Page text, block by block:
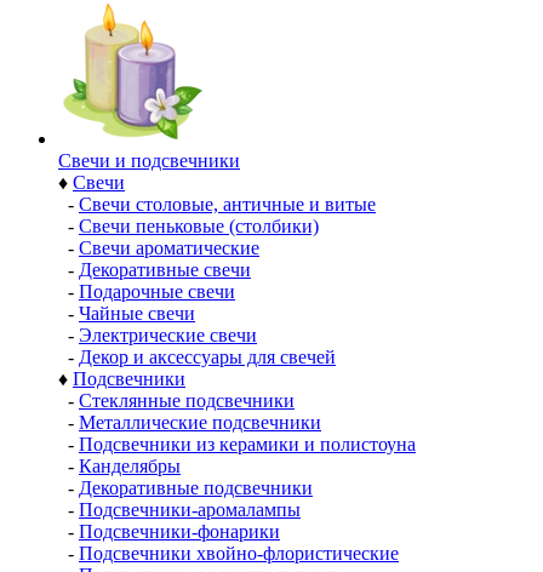
Свечи и подсвечники
♦ Свечи
- Свечи столовые, античные и витые
- Свечи пеньковые (столбики)
- Свечи ароматические
- Декоративные свечи
- Подарочные свечи
- Чайные свечи
- Электрические свечи
- Декор и аксессуары для свечей
♦ Подсвечники
- Стеклянные подсвечники
- Металлические подсвечники
- Подсвечники из керамики и полистоуна
- Канделябры
- Декоративные подсвечники
- Подсвечники-аромалампы
- Подсвечники-фонарики
- Подсвечники хвойно-флористические